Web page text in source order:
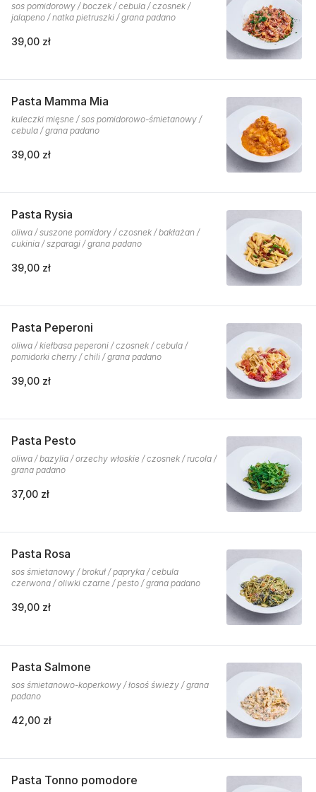
sos pomidorowy / boczek / cebula / czosnek /
jalapeno / natka pietruszki / grana padano
39,00 zł
Pasta Mamma Mia
kuleczki mięsne / sos pomidorowo-śmietanowy /
cebula / grana padano
39,00 zł
Pasta Rysia
oliwa / suszone pomidory / czosnek / bakłażan /
cukinia / szparagi / grana padano
39,00 zł
Pasta Peperoni
oliwa / kiełbasa peperoni / czosnek / cebula /
pomidorki cherry / chili / grana padano
39,00 zł
Pasta Pesto
oliwa / bazylia / orzechy włoskie / czosnek / rucola /
grana padano
37,00 zł
Pasta Rosa
sos śmietanowy / brokuł / papryka / cebula
czerwona / oliwki czarne / pesto / grana padano
39,00 zł
Pasta Salmone
sos śmietanowo-koperkowy / łosoś świeży / grana
padano
42,00 zł
Pasta Tonno pomodore